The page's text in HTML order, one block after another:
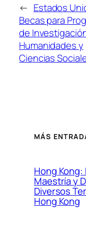
← Estados
Becas para
de
Humanidades y
Ciencias
MÁS
Hong Kong:
Maestría y
Diversos
Hong Kong